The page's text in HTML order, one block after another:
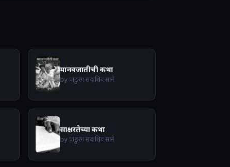
मानवजातीची कथा
by पांडुरंग सदाशिव साने
साक्षरतेच्या कथा
by पांडुरंग सदाशिव साने